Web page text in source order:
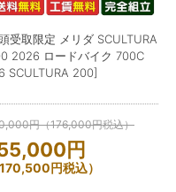
受取限定 メリダ SCULTURA
2026 ロードバイク 700C
SCULTURA 200]
円（176,000円税込）
円
170,500円税込）